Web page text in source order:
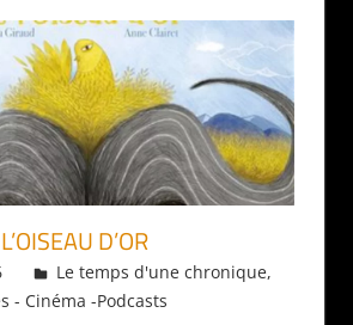
D’OR
Daniel
Le temps d'une chronique,
- Cinéma -Podcasts